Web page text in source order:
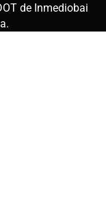
de Inmediobai
.